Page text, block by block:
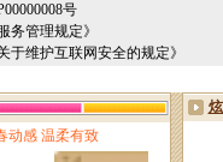
号
务管理规定》
于维护互联网安全的规定》